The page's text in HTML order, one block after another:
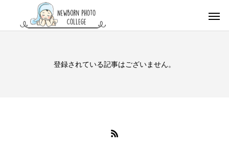
登録されている記事はございません。